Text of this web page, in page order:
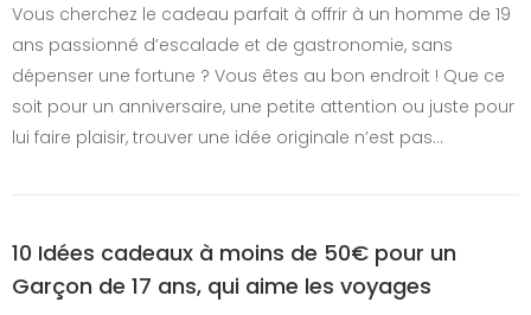
Vous cherchez le cadeau parfait à offrir à un homme de 19
ans passionné d’escalade et de gastronomie, sans
dépenser une fortune ? Vous êtes au bon endroit ! Que ce
soit pour un anniversaire, une petite attention ou juste pour
lui faire plaisir, trouver une idée originale n’est pas…
10 Idées cadeaux à moins de 50€ pour un
Garçon de 17 ans, qui aime les voyages